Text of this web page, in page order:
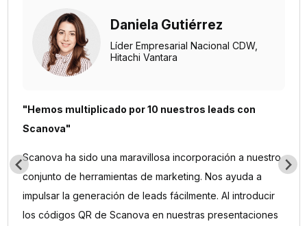
Daniela Gutiérrez
Líder Empresarial Nacional CDW,
Hitachi Vantara
"Hemos multiplicado por 10 nuestros leads con
Scanova"
Scanova ha sido una maravillosa incorporación a nuestro
conjunto de herramientas de marketing. Nos ayuda a
impulsar la generación de leads fácilmente. Al introducir
los códigos QR de Scanova en nuestras presentaciones